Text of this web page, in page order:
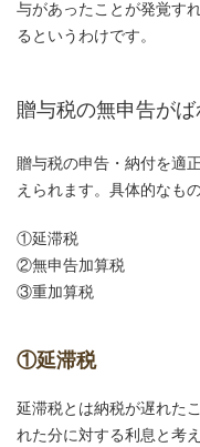
与があったことが発覚す
るというわけです。
贈与税の無申告が
贈与税の申告・納付を適
えられます。具体的なも
①延滞税
②無申告加算税
③重加算税
①延滞税
延滞税とは納税が遅れた
れた分に対する利息と考